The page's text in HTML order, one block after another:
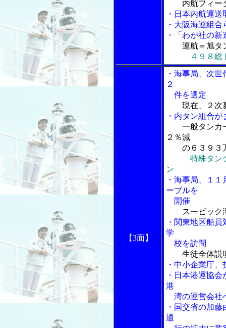
内航フィー
・日本内航運
・大阪海運組
・「わが社の新
運航＝旭タ
４９８総
【3面】
・海事局、次
２
件を選定
現在、２次
・内タン組合
一般タンカ
２％減
の６３９３万
特殊タン
ン
・海事局、１
ーブルを
開催
スービック
・関東地区船
学
校を訪問
生徒全体説
・中小企業庁
・日本港運協
港
湾の運営会社
・国交省の加
通